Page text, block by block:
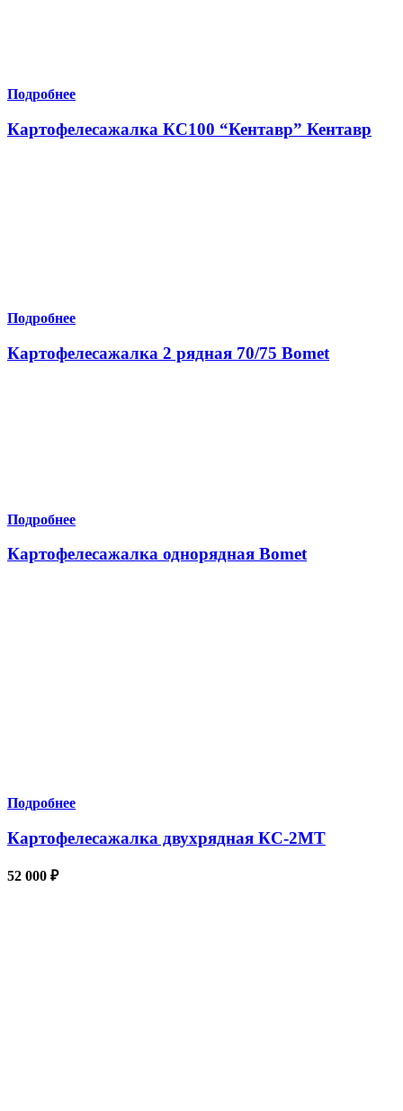
Подробнее
Картофелесажалка КС100 “Кентавр” Кентавр
Подробнее
Картофелесажалка 2 рядная 70/75 Bomet
Подробнее
Картофелесажалка однорядная Bomet
Подробнее
Картофелесажалка двухрядная КС-2МТ
52 000 ₽